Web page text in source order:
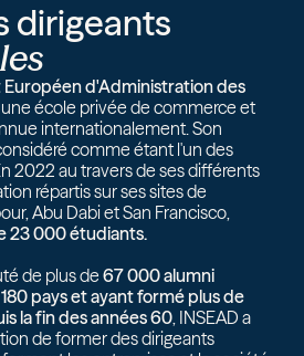
dirigeants
Européen d'Administration des
une école privée de commerce et
internationalement. Son
comme étant l'un des
2022 au travers de ses différents
répartis sur ses sites de
Abu Dabi et San Francisco,
23 000 étudiants.
de plus de 67 000 alumni
pays et ayant formé plus de
la fin des années 60, INSEAD a
de former des dirigeants